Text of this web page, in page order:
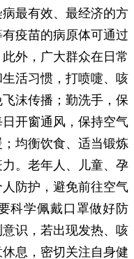
最有效、最经济的方
疫苗的病原体可通过
外，广大群众在日常
活习惯，打喷嚏、咳
沫传播；勤洗手，保
开窗通风，保持空气
均衡饮食、适当锻炼
。老年人、儿童、孕
防护，避免前往空气
科学佩戴口罩做好防
识，若出现发热、咳
息，密切关注自身健